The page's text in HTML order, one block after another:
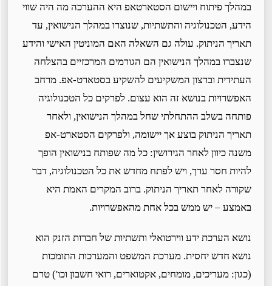
במהלך פיתוח ויישום הסטארטאפ היא ההערכה מה היה שווי
הידע, הטכנולוגיה והתשתיות, שנוצרו במהלך הנישואין, עד
תאריך הניתוק. עולה גם השאלה האם המוניטין האישי והידע
שנצברו במהלך הנישואין הם הגורמים המרכזיים בהצלחה
העתידית וברצון המשקיעים להשקיע בסטארט-אפ. מרחב
האפשרויות בנושא זה הוא עצום. לפרקים כל הטכנולוגיה
פותחה בשלב ההתחלתי שחל במהלך הנישואין, ולאחר
תאריך הניתוק בוצע אך יישומה, ולפרקים הסטארט-אפ
משנה כיוון לאחר הגירושין: כל מה שפותח בנישואין הופך
להיות חסר ערך, ויש לפתח מחדש את כל הטכנולוגיה, דבר
שקורה לאחר תאריך הניתוק. ברוב המקרים האמת היא
באמצע – יש ממש בכל אחת מהאפשרויות.
נושא הערכת ידע ווירטואלי ותשתיות של חברות הזנק הוא
נושא חדש יחסית. מערכת המשפט והמערכות התומכות
(כגון: מעריכים, מומחים, אקטוארים, רואי חשבון וכו') טרם